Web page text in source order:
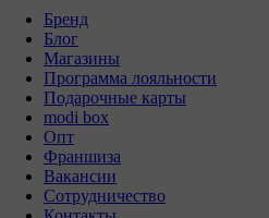
Бренд
Блог
Магазины
Программа лояльности
Подарочные карты
modi box
Опт
Франшиза
Вакансии
Сотрудничество